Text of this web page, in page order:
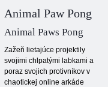
Animal Paw Pong
Animal Paws Pong
Zažeň lietajúce projektily
svojimi chlpatými labkami a
poraz svojich protivníkov v
chaotickej online arkáde